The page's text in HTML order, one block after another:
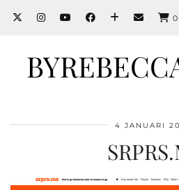
0
4 JANUARI